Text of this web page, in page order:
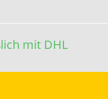
mit DHL